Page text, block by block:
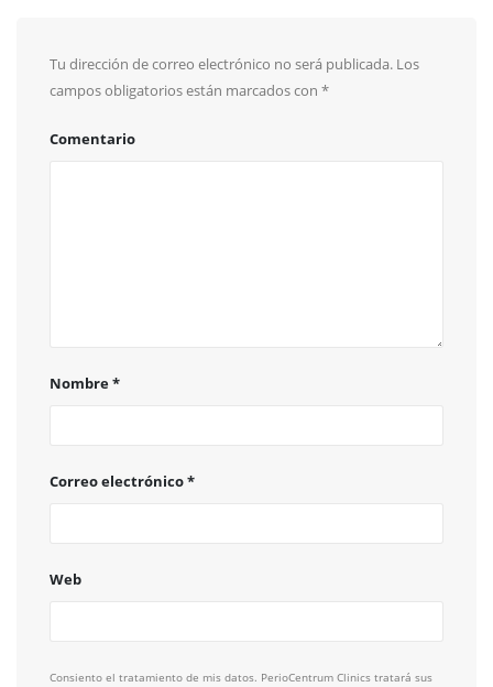
Tu dirección de correo electrónico no será publicada. Los
campos obligatorios están marcados con *
Comentario
Nombre*
Correo electrónico*
Web
Consiento el tratamiento de mis datos. PerioCentrum Clinics tratará sus